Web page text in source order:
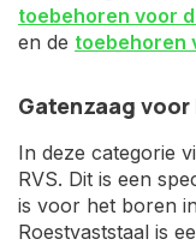
toebehoren voor
en de toebehoren
Gatenzaag voor
In deze categorie
RVS. Dit is een
is voor het boren
Roestvaststaal is